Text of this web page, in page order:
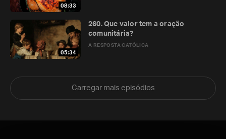
08:33
05:34
A RESPOSTA CATÓLICA
260. Que valor tem a oração
comunitária?
Carregar mais episódios